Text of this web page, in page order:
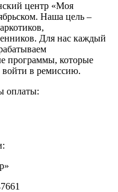
центр «Моя
Наша цель –
Для нас каждый
программы, которые
войти в ремиссию.
оплаты: